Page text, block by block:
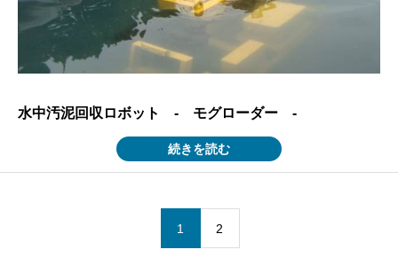
水中汚泥回収ロボット - モグローダー -
続きを読む
1 2